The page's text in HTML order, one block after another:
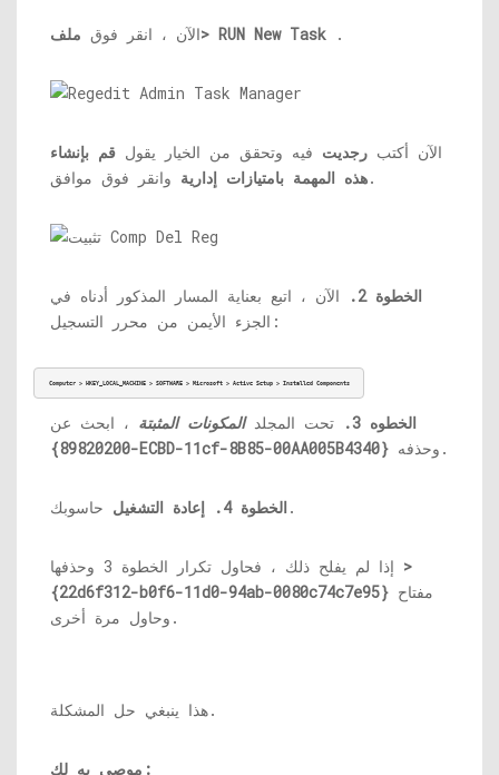
الآن ، انقر فوقملف> RUN New Task .
الآن أكتب رجديت فيه وتحقق من الخيار يقول قم بإنشاء
هذه المهمة بامتيازات إداريةوانقر فوق موافق.
الخطوة 2.
الآن ، اتبع بعناية المسار المذكور أدناه في
الجزء الأيمن من محرر التسجيل:
Computer > HKEY_LOCAL_MACHINE > SOFTWARE > Microsoft > Active Setup > Installed Components
الخطوه 3. تحت المجلدالمكونات المثبتة ، ابحث عن
{89820200-ECBD-11cf-8B85-00AA005B4340}
وحذفه.
الخطوة 4. إعادة التشغيل حاسوبك.
>
{22d6f312-b0f6-11d0-94ab-0080c74c7e95}
وحاول مرة أخرى.
هذا ينبغي حل المشكلة.
موصى به لك: